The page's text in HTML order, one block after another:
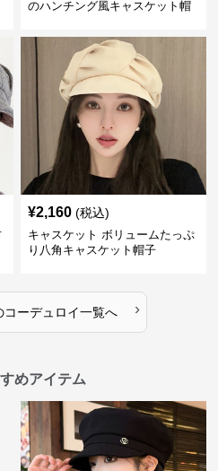
のハンチング風キャスケット帽
¥2,160 (税込)
キャスケット ボリュームたっぷ
り八角キャスケット帽子
コーデュロイ一覧へ ›
めアイテム